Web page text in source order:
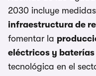
2030 incluye
infraestructura de
fomentar la
eléctricos y baterías
tecnológica en el